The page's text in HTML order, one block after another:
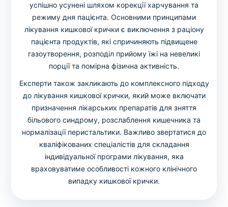
успішно усунені шляхом корекції харчування та
режиму дня пацієнта. Основними принципами
лікування кишкової крички є виключення з раціону
пацієнта продуктів, які спричиняють підвищене
газоутворення, розподіл прийому їжі на невеликі
порції та помірна фізична активність.
Експерти також закликають до комплексного підходу
до лікування кишкової крички, який може включати
призначення лікарських препаратів для зняття
більового синдрому, розслаблення кишечника та
нормалізації перистальтики. Важливо звертатися до
кваліфікованих спеціалістів для складання
індивідуальної програми лікування, яка
враховуватиме особливості кожного клінічного
випадку кишкової крички.